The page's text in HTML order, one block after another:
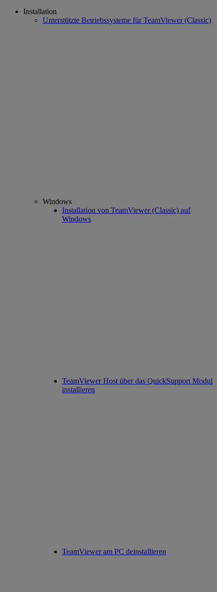
Installation
Unterstützte Betriebssysteme für TeamViewer (Classic)
Windows
Installation von TeamViewer (Classic) auf
Windows
TeamViewer Host über das QuickSupport Modul
installieren
TeamViewer am PC deinstallieren